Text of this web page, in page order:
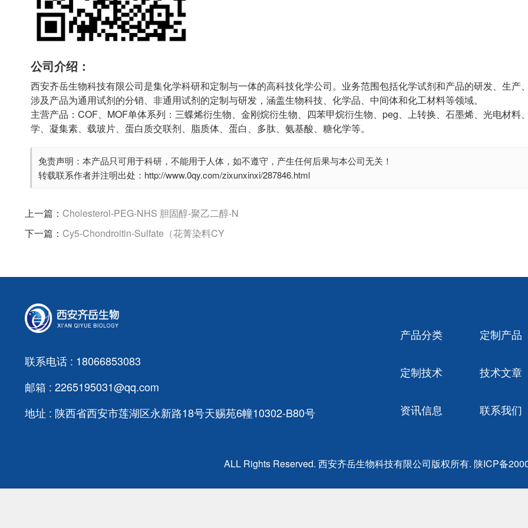
公司介绍：
西安齐岳生物科技有限公司是集化学科研和定制与一体的高科技化学公司。业务范围包括化学试剂和产品的研发、生产、
涉及产品为通用试剂的分销、非通用试剂的定制与研发，涵盖生物科技、化学品、中间体和化工材料等领域。
主营产品：COF、MOF单体系列：三蝶烯衍生物、金刚烷衍生物、四苯甲烷衍生物、peg、上转换、石墨烯、光电材料
学、凝集素、载玻片、蛋白质交联剂、脂质体、蛋白、多肽、氨基酸、糖化学等。
免责声明：本产品只可用于科研，不能用于人体，如不遵守，产生任何后果与本公司无关！
转载联系作者并注明出处：http://www.0qy.com/zixunxinxi/287846.html
上一篇： Cholesterol-PEG-NHS 胆固醇-聚乙二醇-N
下一篇： Cy5-Chondroitin-Sulfate（花菁染料CY
联系电话 : 18066853083
邮箱 : 2265195031@qq.com
地址 : 陕西省西安市莲湖区永新路18号天赐苑6幢10302-B80号
产品分类 定制产品
定制技术 技术文章
资讯信息 联系我们
ALL Rights Reserved. 西安齐岳生物科技有限公司版权所有. 陕ICP备